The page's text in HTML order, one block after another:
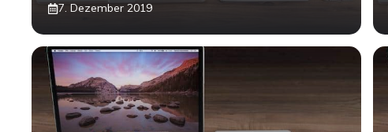
7. Dezember 2019